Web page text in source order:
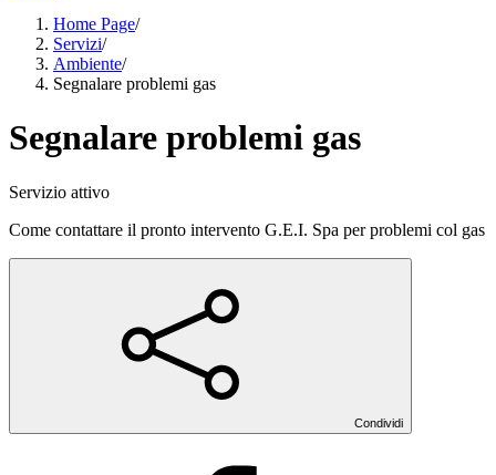
Home Page/
Servizi/
Ambiente/
Segnalare problemi gas
Segnalare problemi gas
Servizio attivo
Come contattare il pronto intervento G.E.I. Spa per problemi col gas
Condividi